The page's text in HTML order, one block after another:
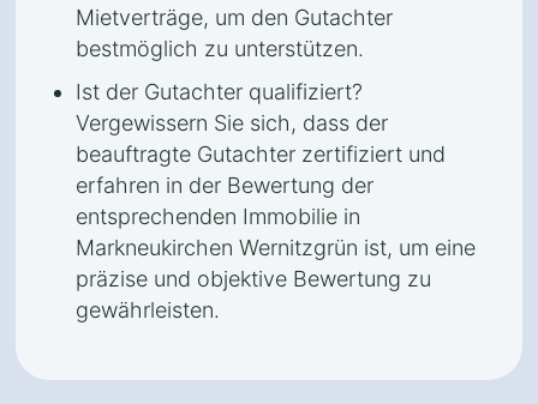
Mietverträge, um den Gutachter
bestmöglich zu unterstützen.
Ist der Gutachter qualifiziert?
Vergewissern Sie sich, dass der
beauftragte Gutachter zertifiziert und
erfahren in der Bewertung der
entsprechenden Immobilie in
Markneukirchen Wernitzgrün ist, um eine
präzise und objektive Bewertung zu
gewährleisten.